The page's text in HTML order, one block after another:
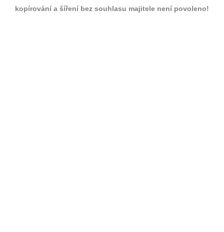
kopírování a šíření bez souhlasu majitele není povoleno!